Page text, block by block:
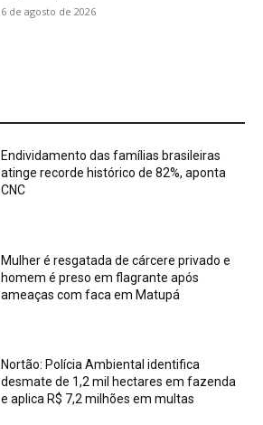
6 de agosto de 2026
Endividamento das famílias brasileiras
atinge recorde histórico de 82%, aponta
CNC
Mulher é resgatada de cárcere privado e
homem é preso em flagrante após
ameaças com faca em Matupá
Nortão: Polícia Ambiental identifica
desmate de 1,2 mil hectares em fazenda
e aplica R$ 7,2 milhões em multas